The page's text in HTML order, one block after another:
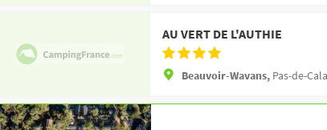
AU VERT DE L'AUTHIE
Beauvoir-Wavans, Pas-de-